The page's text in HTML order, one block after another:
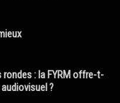
rondes : la FYRM offre-t-
?